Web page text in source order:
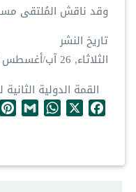
‏وقد ناقش المُلتقى
تاريخ النشر
الثلاثاء, 26 آب/أغسطس 2025
القمة الدولية
F
b
X
W
s
G
l